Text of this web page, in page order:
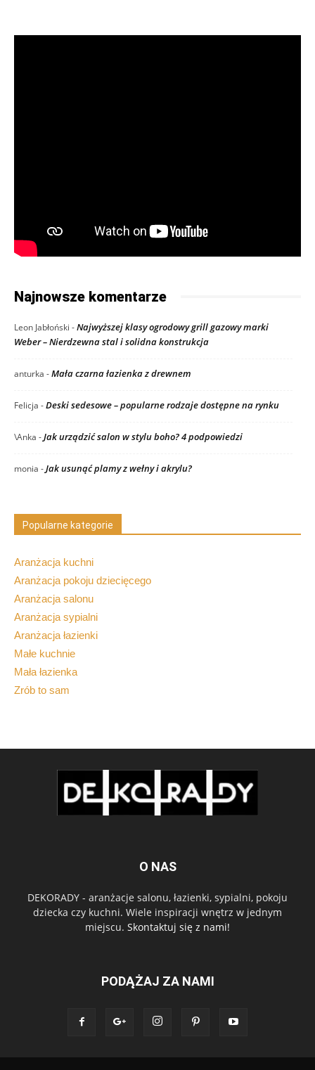
Najnowsze komentarze
Leon Jabłoński -Najwyższej klasy ogrodowy grill gazowy marki
Weber – Nierdzewna stal i solidna konstrukcja
anturka -Mała czarna łazienka z drewnem
Felicja -Deski sedesowe – popularne rodzaje dostępne na rynku
\Anka -Jak urządzić salon w stylu boho? 4 podpowiedzi
monia -Jak usunąć plamy z wełny i akrylu?
Popularne kategorie
Aranżacja kuchni
Aranżacja pokoju dziecięcego
Aranżacja salonu
Aranżacja sypialni
Aranżacja łazienki
Małe kuchnie
Mała łazienka
Zrób to sam
O NAS
DEKORADY - aranżacje salonu, łazienki, sypialni, pokoju
dziecka czy kuchni. Wiele inspiracji wnętrz w jednym
miejscu. Skontaktuj się z nami!
PODĄŻAJ ZA NAMI